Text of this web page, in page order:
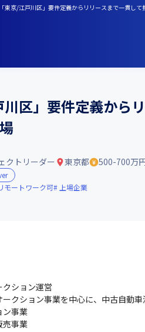
京/江戸川区」要件定義からリリースまで一貫し
川区」要件定義から
クトリーダー 東京都 500-700万
モートワーク可 上場企業
ション運営
クション事業を中心に、中古自動
ン事業
売事業